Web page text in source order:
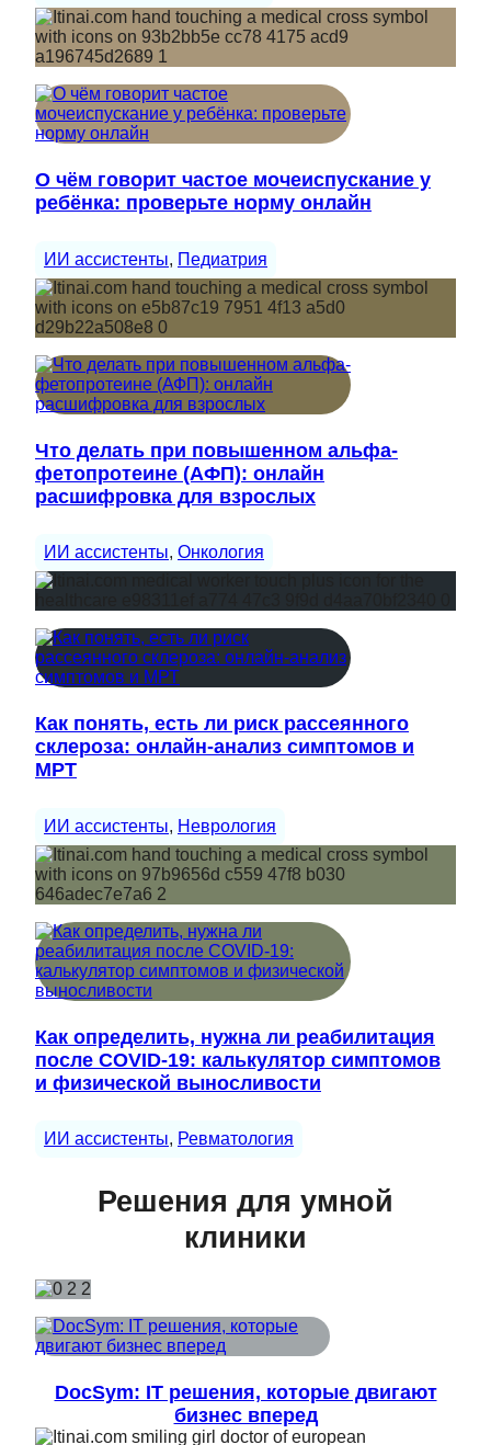
О чём говорит частое мочеиспускание у
ребёнка: проверьте норму онлайн
ИИ ассистенты, Педиатрия
Что делать при повышенном альфа-
фетопротеине (АФП): онлайн
расшифровка для взрослых
ИИ ассистенты, Онкология
Как понять, есть ли риск рассеянного
склероза: онлайн-анализ симптомов и
МРТ
ИИ ассистенты, Неврология
Как определить, нужна ли реабилитация
после COVID-19: калькулятор симптомов
и физической выносливости
ИИ ассистенты, Ревматология
Решения для умной
клиники
DocSym: IT решения, которые двигают
бизнес вперед